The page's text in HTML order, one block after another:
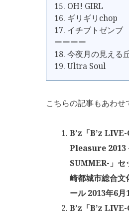
15. OH! GIRL
16. ギリギリchop
17. イチブトゼンブ
ーーーー
18. 今夜月の見える
19. Ultra Soul
こちらの記事もあわせ
B’z「B’z
Pleasure 2013
SUMMER-」セ
崎都城市総合文
ール 2013年6
B’z「B’z